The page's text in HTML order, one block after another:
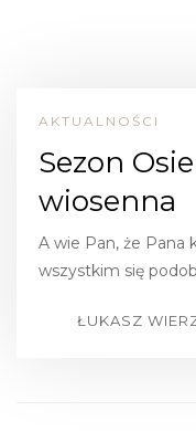
AKTUALNOŚCI
Sezon
wiosenna
A wie Pan, że Pana
wszystkim się
ŁUKASZ